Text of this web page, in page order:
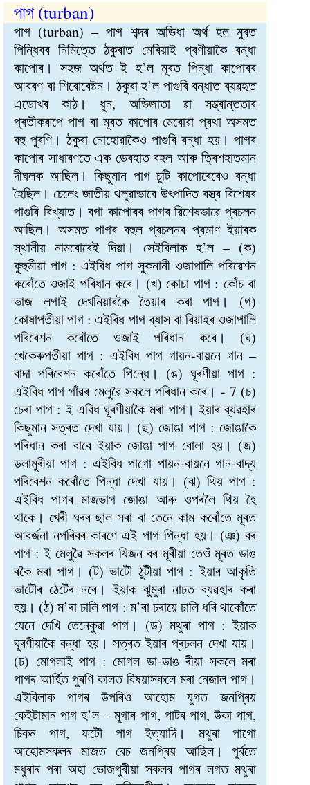
পাগ (turban)
পাগ (turban) – পাগ শব্দৰ অভিধা অৰ্থ হল মুৰত
পিন্ধিবৰ নিমিত্তে ঠকুৰাত মেৰিয়াই প্ৰণীয়াকৈ বন্ধা
কাপোৰ। সহজ অৰ্থত ই হ’ল মূৰত পিন্ধা কাপোৰৰ
আবৰণ বা শিৰোবেষ্টন। ঠকুৰা হ’ল পাগুৰি বন্ধাত ব্যৱহৃত
এডোখৰ কাঠ। ধুন, অভিজাতা ৱা সম্ভ্ৰান্ততাৰ
প্ৰতীকৰূপে পাগ বা মূৰত কাপোৰ মেৰোৱা প্ৰথা অসমত
বহু পুৰণি। ঠকুৰা নোহোৱাকৈও পাগুৰি বন্ধা হয়। পাগৰ
কাপোৰ সাধাৰণতে এক ডেৰহাত বহল আৰু ত্ৰিশহাতমান
দীঘলক আছিল। কিছুমান পাগ চুটি কাপোৰেৰেও বন্ধা
হৈছিল। চেলেং জাতীয় থলুৱাভাবে উৎপাদিত বস্ত্ৰ বিশেষৰ
পাগুৰি বিখ্যাত। বগা কাপোৰৰ পাগৰ ৱিশেষভাৱে প্ৰচলন
আছিল। অসমত পাগৰ বহুল প্ৰচলনৰ প্ৰমাণ ইয়াৰক
স্থানীয় নামবোৰেই দিয়া। সেইবিলাক হ’ল – (ক)
কুহুমীয়া পাগ : এইবিধ পাগ সুকনানী ওজাপালি পৰিৱেশন
কৰোঁতে ওজাই পৰিধান কৰে। (খ) কোচা পাগ : কোঁচ বা
ভাজ লগাই দেখনিয়াৰকৈ তৈয়াৰ কৰা পাগ। (গ)
কোষাপতীয়া পাগ : এইবিধ পাগ ব্যাস বা বিয়াহৰ ওজাপালি
পৰিবেশন কৰোঁতে ওজাই পৰিধান কৰে। (ঘ)
খেকেৰুপতীয়া পাগ : এইবিধ পাগ গায়ন-বায়নে গান –
বাদা পৰিবেশন কৰোঁতে পিন্ধে। (ঙ) ঘূৰণীয়া পাগ :
এইবিধ পাগ গাঁৱৰ মেলুৱৈ সকলে পৰিধান কৰে। - 7 (চ)
চেৰা পাগ : ই এবিধ ঘূৰণীয়াকৈ মৰা পাগ। ইয়াৰ ব্যৱহাৰ
কিছুমান সত্ৰত দেখা যায়। (ছ) জোঙা পাগ : জোঙাকৈ
পৰিধান কৰা বাবে ইয়াক জোঙা পাগ বোলা হয়। (জ)
ডলামুৰীয়া পাগ : এইবিধ পাগো পায়ন-বায়নে গান-বাদ্য
পৰিবেশন কৰোঁতে পিন্ধা দেখা যায়। (ঝ) থিয় পাগ :
এইবিধ পাগৰ মাজভাগ জোঙা আৰু ওপৰলৈ থিয় হৈ
থাকে। খেৰী ঘৰৰ ছাল সৰা বা তেনে কাম কৰোঁতে মূৰত
আবর্জনা নপৰিবৰ কাৰণে এই পাগ পিন্ধা হয়। (ঞ) বৰ
পাগ : ই মেলুৱৈ সকলৰ যিজন বৰ মূৰীয়া তেওঁ মূৰত ডাঙ
ৰকৈ মৰা পাগ। (ট) ভাটৌ ঠুটীয়া পাগ : ইয়াৰ আকৃতি
ভাটৌৰ ঠেটেঁৰ নৰে। ইয়াক ঝুমুৰা নাচত ব্যৱহাৰ কৰা
হয়। (ঠ) ম’ৰা চালি পাগ : ম’ৰা চৰায়ে চালি ধৰি থাকোঁতে
যেনে দেখি তেনেকুৱা পাগ। (ড) মথুৰা পাগ : ইয়াক
ঘূৰণীয়াকৈ বন্ধা হয়। সত্ৰত ইয়াৰ প্ৰচলন দেখা যায়।
(ঢ) মোগলাই পাগ : মোগল ডা-ডাঙ ৰীয়া সকলে মৰা
পাগৰ আৰ্হিত পুৰণি কালত বিষয়াসকলে মৰা নেজাল পাগ।
এইবিলাক পাগৰ উপৰিও আহোম যুগত জনপ্ৰিয়
কেইটামান পাগ হ’ল – মূগাৰ পাগ, পাটৰ পাগ, উকা পাগ,
চিকন পাগ, ফটৌ পাগ ইত্যাদি। মথুৰা পাগো
আহোমসকলৰ মাজত বেচ জনপ্ৰিয় আছিল। পূৰ্বতে
মধুৰাৰ পৰা অহা ভোজপুৰীয়া সকলৰ পাগৰ লগত মথুৰা